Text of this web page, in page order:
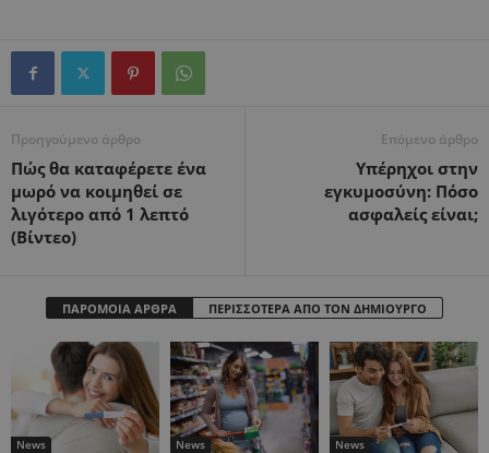
Προηγούμενο άρθρο
Πώς θα καταφέρετε ένα
μωρό να κοιμηθεί σε
λιγότερο από 1 λεπτό
(Βίντεο)
Επόμενο άρθρο
Υπέρηχοι στην
εγκυμοσύνη: Πόσο
ασφαλείς είναι;
ΠΑΡΟΜΟΙΑ ΑΡΘΡΑ ΠΕΡΙΣΣΟΤΕΡΑ ΑΠΟ ΤΟΝ ΔΗΜΙΟΥΡΓΟ
News News News